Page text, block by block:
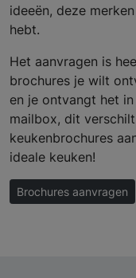
ideeën, deze
hebt.
Het aanvragen is
brochures je wilt
en je ontvangt het
mailbox, dit
keukenbrochures
ideale keuken!
Brochures aanvragen